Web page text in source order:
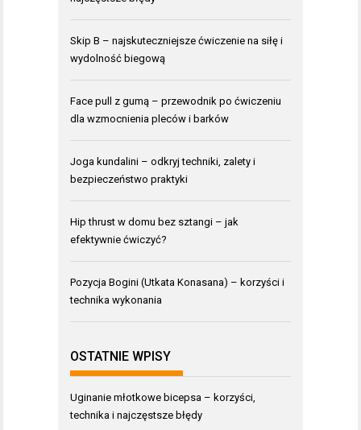
Skip B – najskuteczniejsze ćwiczenie na siłę i
wydolność biegową
Face pull z gumą – przewodnik po ćwiczeniu
dla wzmocnienia pleców i barków
Joga kundalini – odkryj techniki, zalety i
bezpieczeństwo praktyki
Hip thrust w domu bez sztangi – jak
efektywnie ćwiczyć?
Pozycja Bogini (Utkata Konasana) – korzyści i
technika wykonania
OSTATNIE WPISY
Uginanie młotkowe bicepsa – korzyści,
technika i najczęstsze błędy